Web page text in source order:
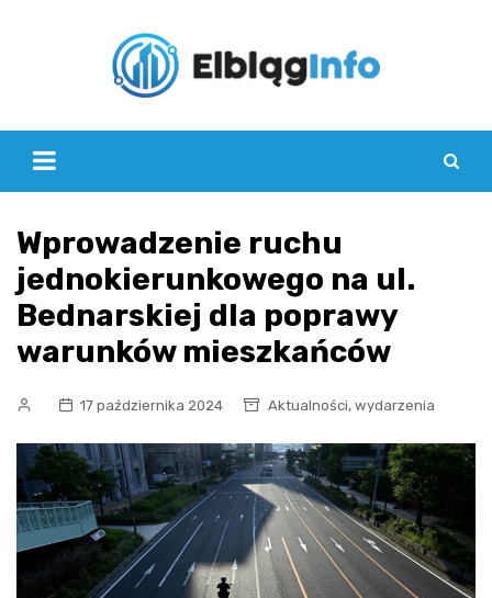
Wprowadzenie ruchu
jednokierunkowego na ul.
Bednarskiej dla poprawy
warunków mieszkańców
17 października 2024 Aktualności, wydarzenia